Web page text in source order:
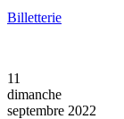
Billetterie
11
dimanche
septembre 2022